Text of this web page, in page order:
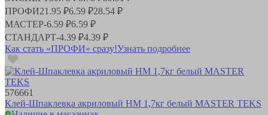
ПРОФИ21.95 ₽6.59 ₽28.54 ₽
МАСТЕР-6.59 ₽6.59 ₽
СТАНДАРТ-4.39 ₽4.39 ₽
Как стать «ПРОФИ» сразу!Узнать подробнее
576661
Клей-Шпаклевка акриловый HM 1,7кг белый MASTER TEKS